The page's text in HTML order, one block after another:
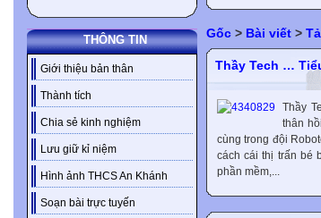
THÔNG TIN
Giới thiệu bản thân
Thành tích
Chia sẻ kinh nghiệm
Lưu giữ kỉ niệm
Hình ảnh THCS An Khánh
Soạn bài trực tuyến
Gốc > Bài viết >
Thầy Tech …
Thầy
thân
cùng trong đội
cách cái thị trấn bé
phần mềm,...